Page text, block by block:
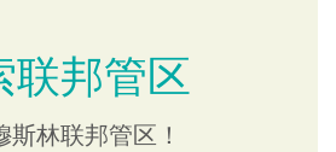
联邦管区
林联邦管区！